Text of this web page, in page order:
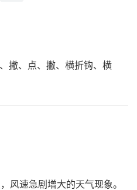
撇、点、撇、横折钩、横
速急剧增大的天气现象。